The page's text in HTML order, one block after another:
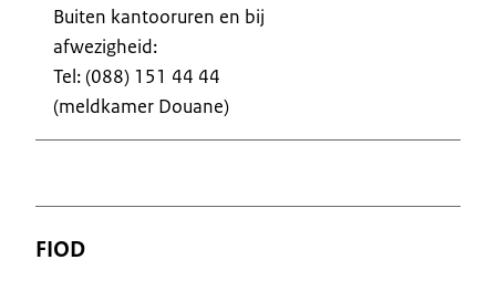
Buiten kantooruren en bij
afwezigheid:
Tel: (088) 151 44 44
(meldkamer Douane)
FIOD